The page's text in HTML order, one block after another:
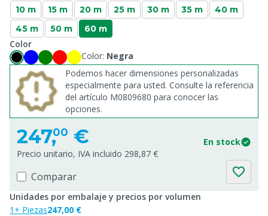
10 m 15 m 20 m 25 m 30 m 35 m
40 m
45 m
50 m 60 m
Color
Color: Negra
Podemos hacer dimensiones personalizadas
especialmente para usted. Consulte la referencia
del artículo M0809680 para conocer las
opciones.
247,00 €
En stock
Precio unitario, IVA incluido 298,87 €
Comparar
Unidades por embalaje y precios por volumen
1+ Piezas247,00 €